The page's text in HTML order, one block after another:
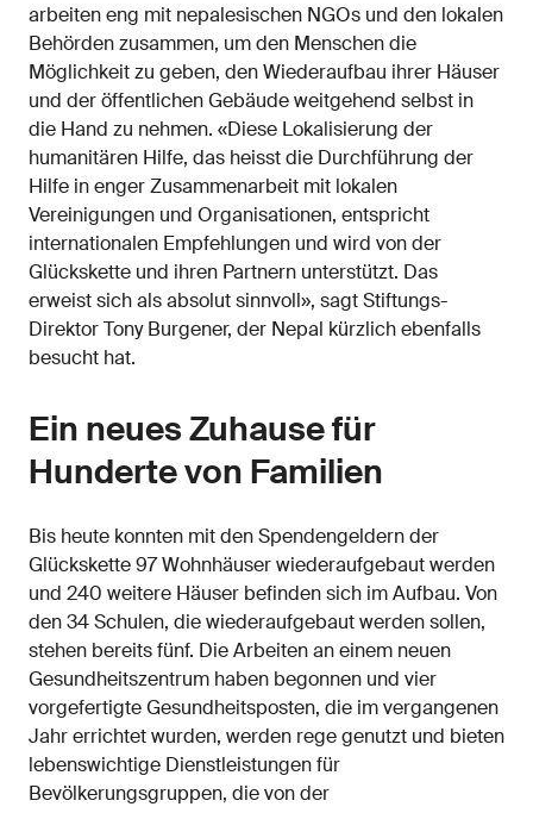
arbeiten eng mit nepalesischen NGOs und den lokalen
Behörden zusammen, um den Menschen die
Möglichkeit zu geben, den Wiederaufbau ihrer Häuser
und der öffentlichen Gebäude weitgehend selbst in
die Hand zu nehmen. «Diese Lokalisierung der
humanitären Hilfe, das heisst die Durchführung der
Hilfe in enger Zusammenarbeit mit lokalen
Vereinigungen und Organisationen, entspricht
internationalen Empfehlungen und wird von der
Glückskette und ihren Partnern unterstützt. Das
erweist sich als absolut sinnvoll», sagt Stiftungs-
Direktor Tony Burgener, der Nepal kürzlich ebenfalls
besucht hat.
Ein neues Zuhause für
Hunderte von Familien
Bis heute konnten mit den Spendengeldern der
Glückskette 97 Wohnhäuser wiederaufgebaut werden
und 240 weitere Häuser befinden sich im Aufbau. Von
den 34 Schulen, die wiederaufgebaut werden sollen,
stehen bereits fünf. Die Arbeiten an einem neuen
Gesundheitszentrum haben begonnen und vier
vorgefertigte Gesundheitsposten, die im vergangenen
Jahr errichtet wurden, werden rege genutzt und bieten
lebenswichtige Dienstleistungen für
Bevölkerungsgruppen, die von der